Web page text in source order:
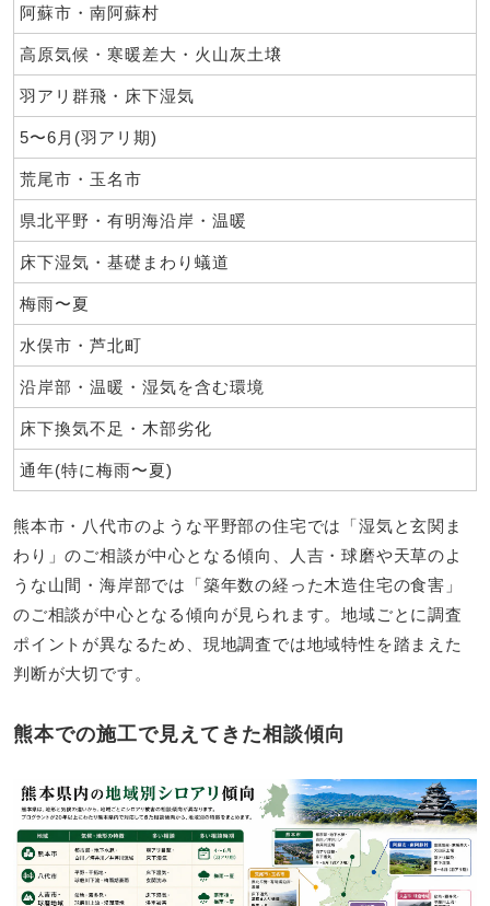
阿蘇市・南阿蘇村
高原気候・寒暖差大・火山灰土壌
羽アリ群飛・床下湿気
5〜6月(羽アリ期)
荒尾市・玉名市
県北平野・有明海沿岸・温暖
床下湿気・基礎まわり蟻道
梅雨〜夏
水俣市・芦北町
沿岸部・温暖・湿気を含む環境
床下換気不足・木部劣化
通年(特に梅雨〜夏)
熊本市・八代市のような平野部の住宅では「湿気と玄関ま
わり」のご相談が中心となる傾向、人吉・球磨や天草のよ
うな山間・海岸部では「築年数の経った木造住宅の食害」
のご相談が中心となる傾向が見られます。地域ごとに調査
ポイントが異なるため、現地調査では地域特性を踏まえた
判断が大切です。
熊本での施工で見えてきた相談傾向